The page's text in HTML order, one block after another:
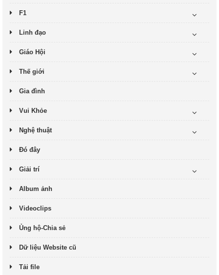
F1
Linh đạo
Giáo Hội
Thế giới
Gia đình
Vui Khỏe
Nghệ thuật
Đó đây
Giải trí
Album ảnh
Videoclips
Ủng hộ-Chia sẻ
Dữ liệu Website cũ
Tải file